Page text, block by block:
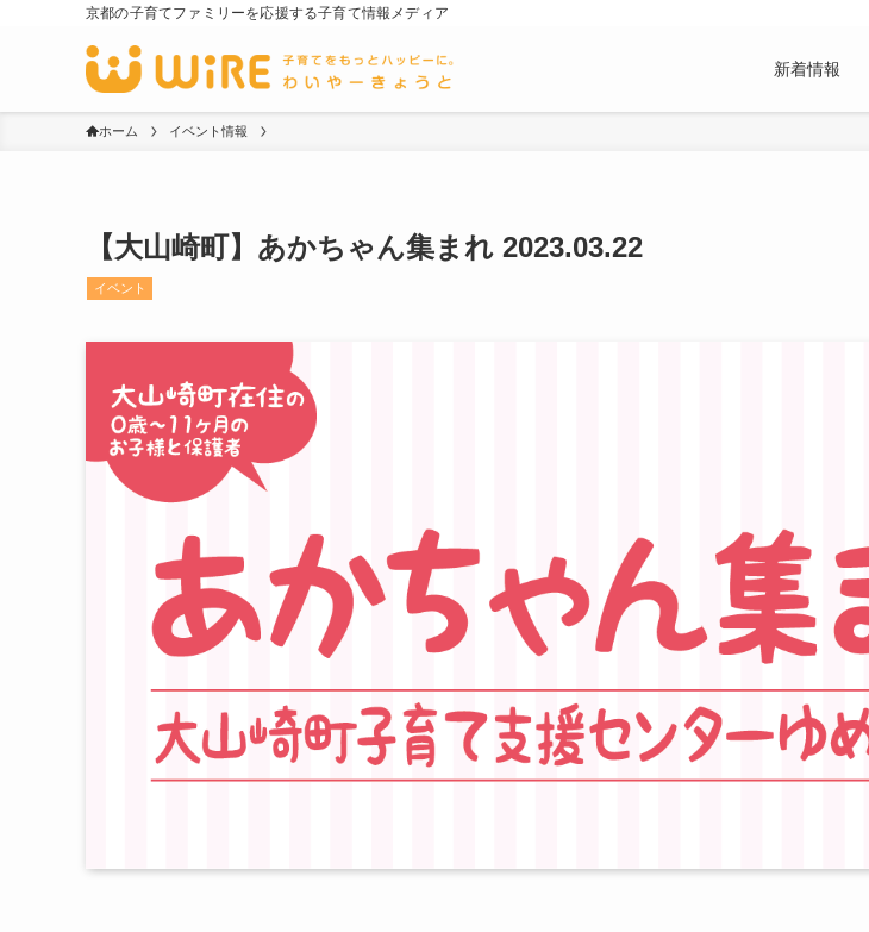
京都の子育てファミリーを応援する子育て情報メディア
新着情報
ホーム イベント情報
【大山崎町】あかちゃん集まれ 2023.03.22
イベント